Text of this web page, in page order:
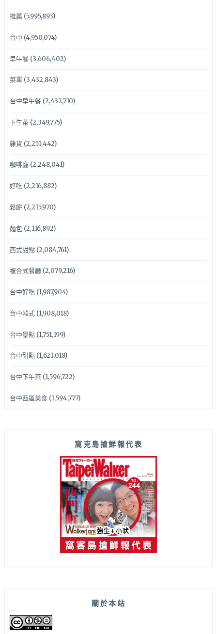
推薦(5,995,893)
台中 (4,950,074)
早午餐(3,606,402)
菜單(3,432,843)
台中早午餐(2,432,710)
下午茶(2,349,775)
雜貨 (2,251,442)
咖啡廳(2,248,041)
好吃(2,216,882)
鬆餅(2,215,970)
麵包(2,116,892)
西式甜點(2,084,761)
複合式餐廳(2,079,216)
台中好吃(1,987,904)
台中韓式(1,908,018)
台中景點(1,751,199)
台中甜點(1,621,018)
台中下午茶(1,596,722)
台中西區美食(1,594,777)
窩克島搶鮮報代表
關於本站